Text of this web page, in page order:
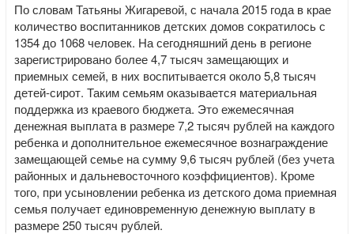
По словам Татьяны Жигаревой, с начала 2015 года в крае
количество воспитанников детских домов сократилось с
1354 до 1068 человек. На сегодняшний день в регионе
зарегистрировано более 4,7 тысяч замещающих и
приемных семей, в них воспитывается около 5,8 тысяч
детей-сирот. Таким семьям оказывается материальная
поддержка из краевого бюджета. Это ежемесячная
денежная выплата в размере 7,2 тысяч рублей на каждого
ребенка и дополнительное ежемесячное вознаграждение
замещающей семье на сумму 9,6 тысяч рублей (без учета
районных и дальневосточного коэффициентов). Кроме
того, при усыновлении ребенка из детского дома приемная
семья получает единовременную денежную выплату в
размере 250 тысяч рублей.